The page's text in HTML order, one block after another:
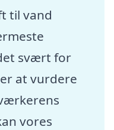
til vand
svært for
at vurdere
vores